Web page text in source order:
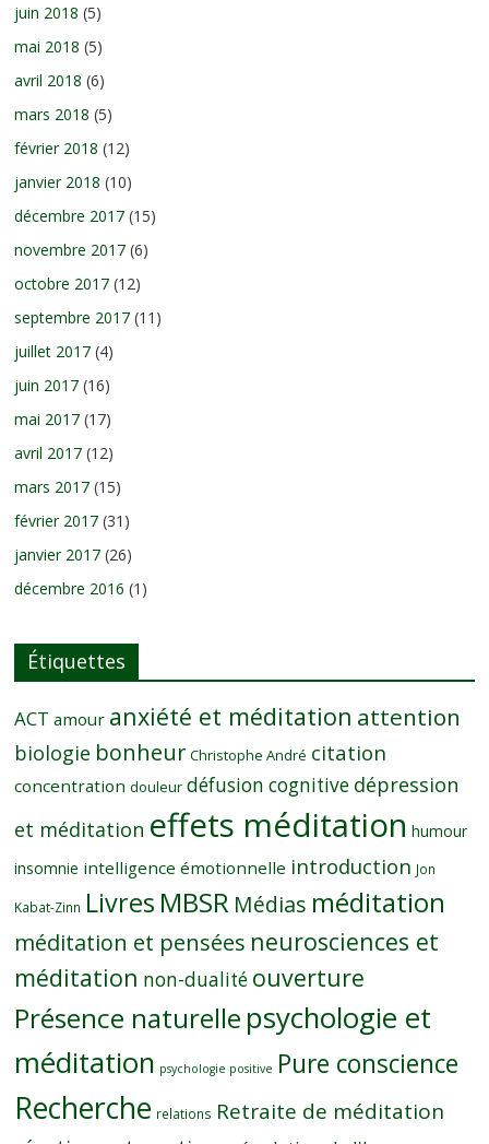
juin 2018 (5)
mai 2018 (5)
avril 2018 (6)
mars 2018 (5)
février 2018 (12)
janvier 2018 (10)
décembre 2017 (15)
novembre 2017 (6)
octobre 2017 (12)
septembre 2017 (11)
juillet 2017 (4)
juin 2017 (16)
mai 2017 (17)
avril 2017 (12)
mars 2017 (15)
février 2017 (31)
janvier 2017 (26)
décembre 2016 (1)
Étiquettes
ACT amour anxiété et méditation attention
biologie bonheur Christophe André citation
concentration douleur défusion cognitive dépression
et méditation effets méditation humour
insomnie intelligence émotionnelle introduction Jon
Kabat-Zinn Livres MBSR Médias méditation
méditation et pensées neurosciences et
méditation non-dualité ouverture
Présence naturelle psychologie et
méditation psychologie positive Pure conscience
Recherche relations Retraite de méditation